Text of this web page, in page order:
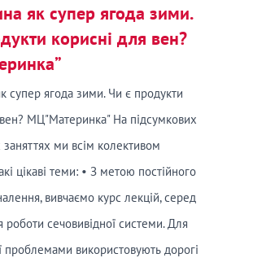
як супер ягода зими.
корисні для вен?
супер ягода зими. Чи є продукти
МЦ"Материнка" На підсумкових
ми всім колективом
цікаві теми: • З метою постійного
вивчаємо курс лекцій, серед
роботи сечовивідної системи. Для
проблемами використовують дорогі